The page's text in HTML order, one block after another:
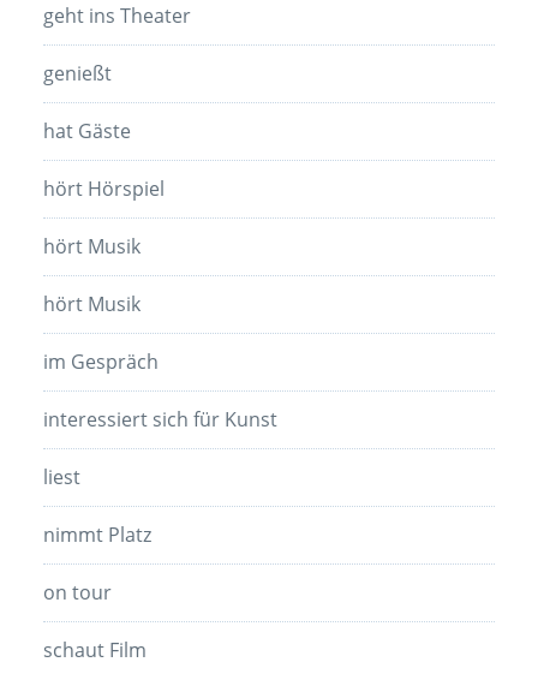
geht ins Theater
genießt
hat Gäste
hört Hörspiel
hört Musik
hört Musik
im Gespräch
interessiert sich für Kunst
liest
nimmt Platz
on tour
schaut Film